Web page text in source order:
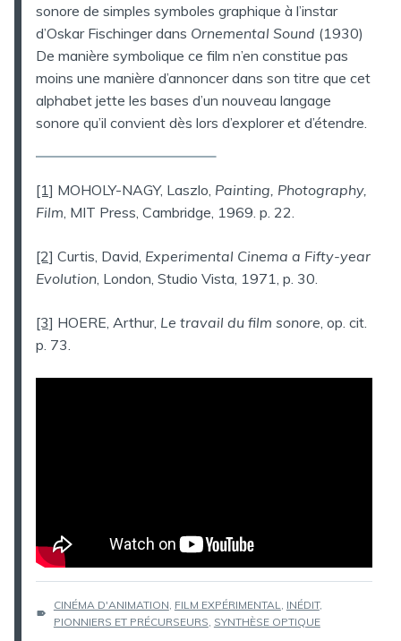
sonore de simples symboles graphique à l’instar
d’Oskar Fischinger dans Ornemental Sound (1930)
De manière symbolique ce film n’en constitue pas
moins une manière d’annoncer dans son titre que cet
alphabet jette les bases d’un nouveau langage
sonore qu’il convient dès lors d’explorer et d’étendre.
[1] MOHOLY-NAGY, Laszlo, Painting, Photography,
Film , MIT Press, Cambridge, 1969. p. 22.
[2] Curtis, David, Experimental Cinema a Fifty-year
Evolution , London, Studio Vista, 1971, p. 30.
[3] HOERE, Arthur, Le travail du film sonore , op. cit.
p. 73.
ÉTIQUETTES :
CINÉMA D'ANIMATION, FILM EXPÉRIMENTAL, INÉDIT,
PIONNIERS ET PRÉCURSEURS, SYNTHÈSE OPTIQUE